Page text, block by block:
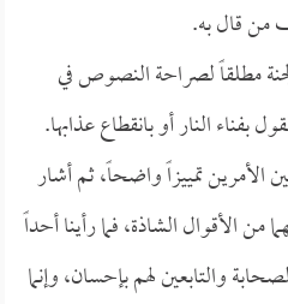
من قال به.
مطلقاً لصراحة النصوص في
بفناء النار أو بانقطاع عذابها.
الأمرين تمييزاً واضحاً، ثم أشار
من الأقوال الشاذة، فما رأينا أحداً
والتابعين لهم بإحسان، وإنما